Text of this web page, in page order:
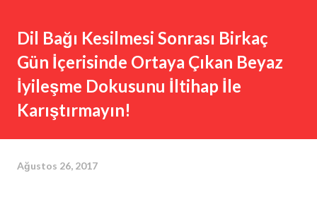
Dil Bağı Kesilmesi Sonrası Birkaç
Gün İçerisinde Ortaya Çıkan Beyaz
İyileşme Dokusunu İltihap İle
Karıştırmayın!
Ağustos 26, 2017